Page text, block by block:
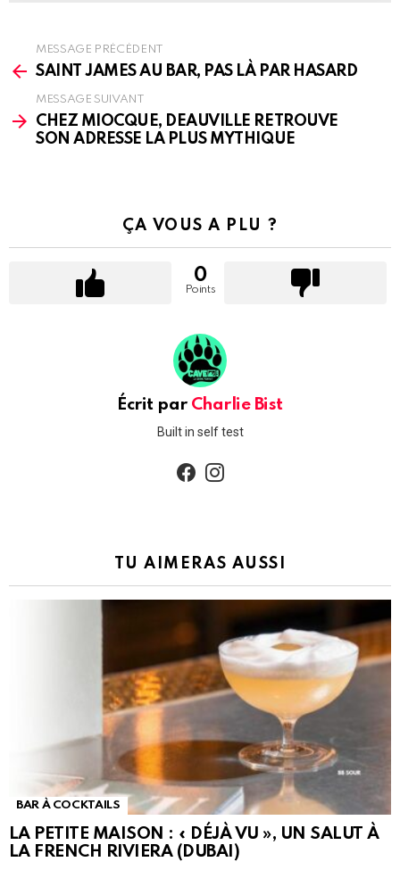
more
MESSAGE PRÉCÉDENT
SAINT JAMES AU BAR, PAS LÀ PAR HASARD
MESSAGE SUIVANT
CHEZ MIOCQUE, DEAUVILLE RETROUVE
SON ADRESSE LA PLUS MYTHIQUE
ÇA VOUS A PLU ?
0
Points
Écrit par Charlie Bist
Built in self test
facebookinstagram
TU AIMERAS AUSSI
BAR À COCKTAILS
LA PETITE MAISON : « DÉJÀ VU », UN SALUT À
LA FRENCH RIVIERA (DUBAI)